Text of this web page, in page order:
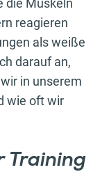
die Muskeln
reagieren
als weiße
darauf an,
in unserem
wie oft wir
Training